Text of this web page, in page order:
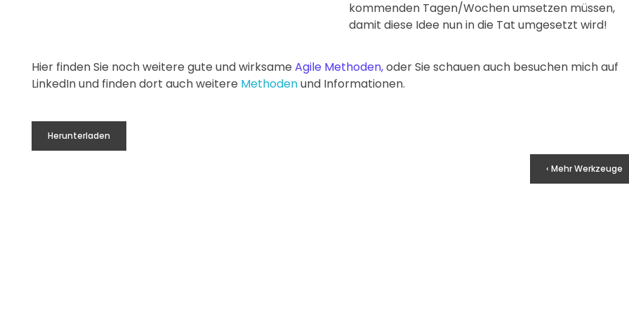
kommenden Tagen/Wochen umsetzen müssen,
damit diese Idee nun in die Tat umgesetzt wird!
Hier finden Sie noch weitere gute und wirksame Agile Methoden,oder Sie schauen auch besuchen mich auf
LinkedIn und finden dort auch weitere Methodenund Informationen.
Herunterladen
‹ Mehr Werkzeuge
❞